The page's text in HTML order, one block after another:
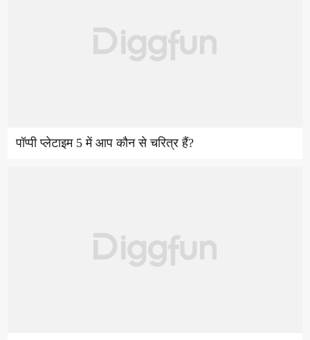
पॉप्पी प्लेटाइम 5 में आप कौन से चरित्र हैं?